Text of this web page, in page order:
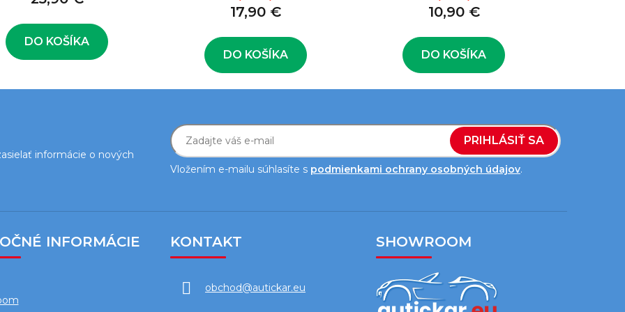
DO KOŠÍKA
17,90 €
DO KOŠÍKA
10,90 €
DO KOŠÍKA
informácie o nových
Vložením e-mailu súhlasíte s podmienkami ochrany osobných údajov.
PRIHLÁSIŤ SA
INFORMÁCIE KONTAKT
obchod@autickar.eu
SHOWROOM